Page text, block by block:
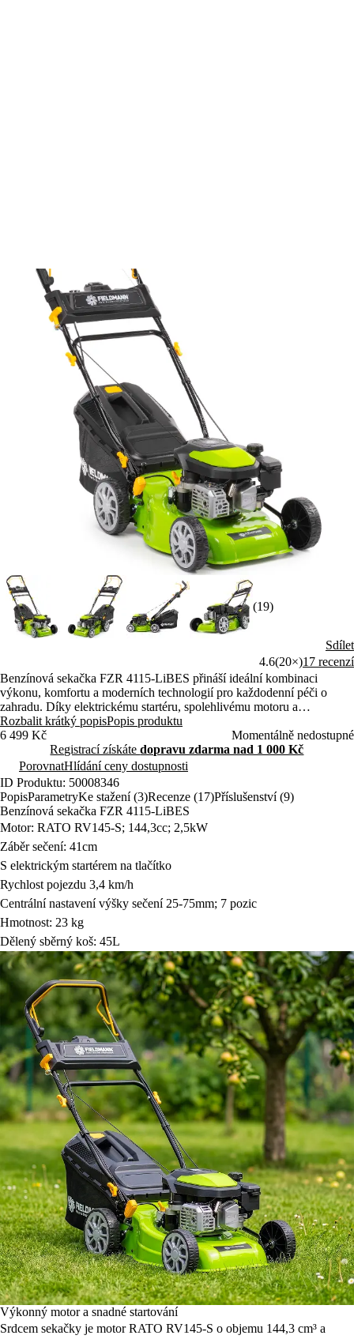
(19)
Sdílet
4.6(20×)17 recenzí
Benzínová sekačka FZR 4115-LiBES přináší ideální kombinaci
výkonu, komfortu a moderních technologií pro každodenní péči o
zahradu. Díky elektrickému startéru, spolehlivému motoru a
praktickým funkcím zvládnete sečení rychle, pohodlně a bez zbytečné
námahy.
Rozbalit krátký popisPopis produktu
6 499 Kč
Momentálně nedostupné
Registrací získátedopravu zdarma nad 1 000 Kč
PorovnatHlídání ceny dostupnosti
ID Produktu: 50008346
PopisParametryKe stažení (3)Recenze (17)Příslušenství (9)
Benzínová sekačka FZR 4115-LiBES
Motor: RATO RV145-S; 144,3cc; 2,5kW
Záběr sečení: 41cm
S elektrickým startérem na tlačítko
Rychlost pojezdu 3,4 km/h
Centrální nastavení výšky sečení 25-75mm; 7 pozic
Hmotnost: 23 kg
Dělený sběrný koš: 45L
Výkonný motor a snadné startování
Srdcem sekačky je motor RATO RV145-S o objemu 144,3 cm³ a